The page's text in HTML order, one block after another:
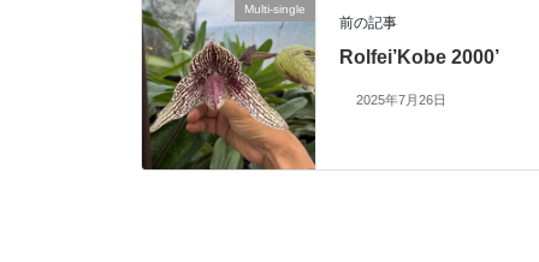
Multi-single
前の記事
Rolfei’Kobe 2000’
2025年7月26日